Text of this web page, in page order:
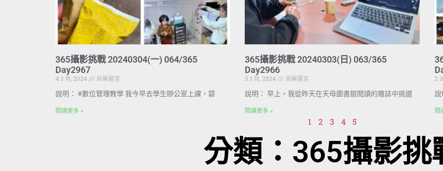
365攝影挑戰 20240304(一) 064/365
Day2967
4 3 月, 2024
尚無留言
說明： #數位管理教學 我今早去學生辦公室上課，碧
閱讀更多 »
365攝影挑戰 20240303(日) 063/365
Day2966
3 3 月, 2024
尚無留言
說明： 早上，我從昨天在天母圖書館閱讀的雜誌中挑選
閱讀更多 »
2
說
閱
1 2 3 4 5
分類：365攝影挑